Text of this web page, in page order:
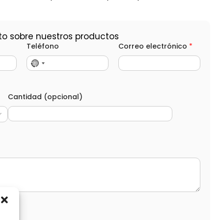
sobre nuestros productos
Teléfono Correo electrónico *
Cantidad (opcional)